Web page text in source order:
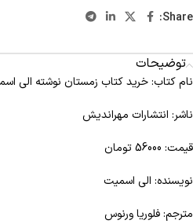
Share:
توضیحات
نام کتاب: خرید کتاب زمستان نوشته الی
ناشر: انتشارات مهراندیش
قیمت: 56000 تومان
نویسنده: الی اسمیت
مترجم: فلوریا ورنوس